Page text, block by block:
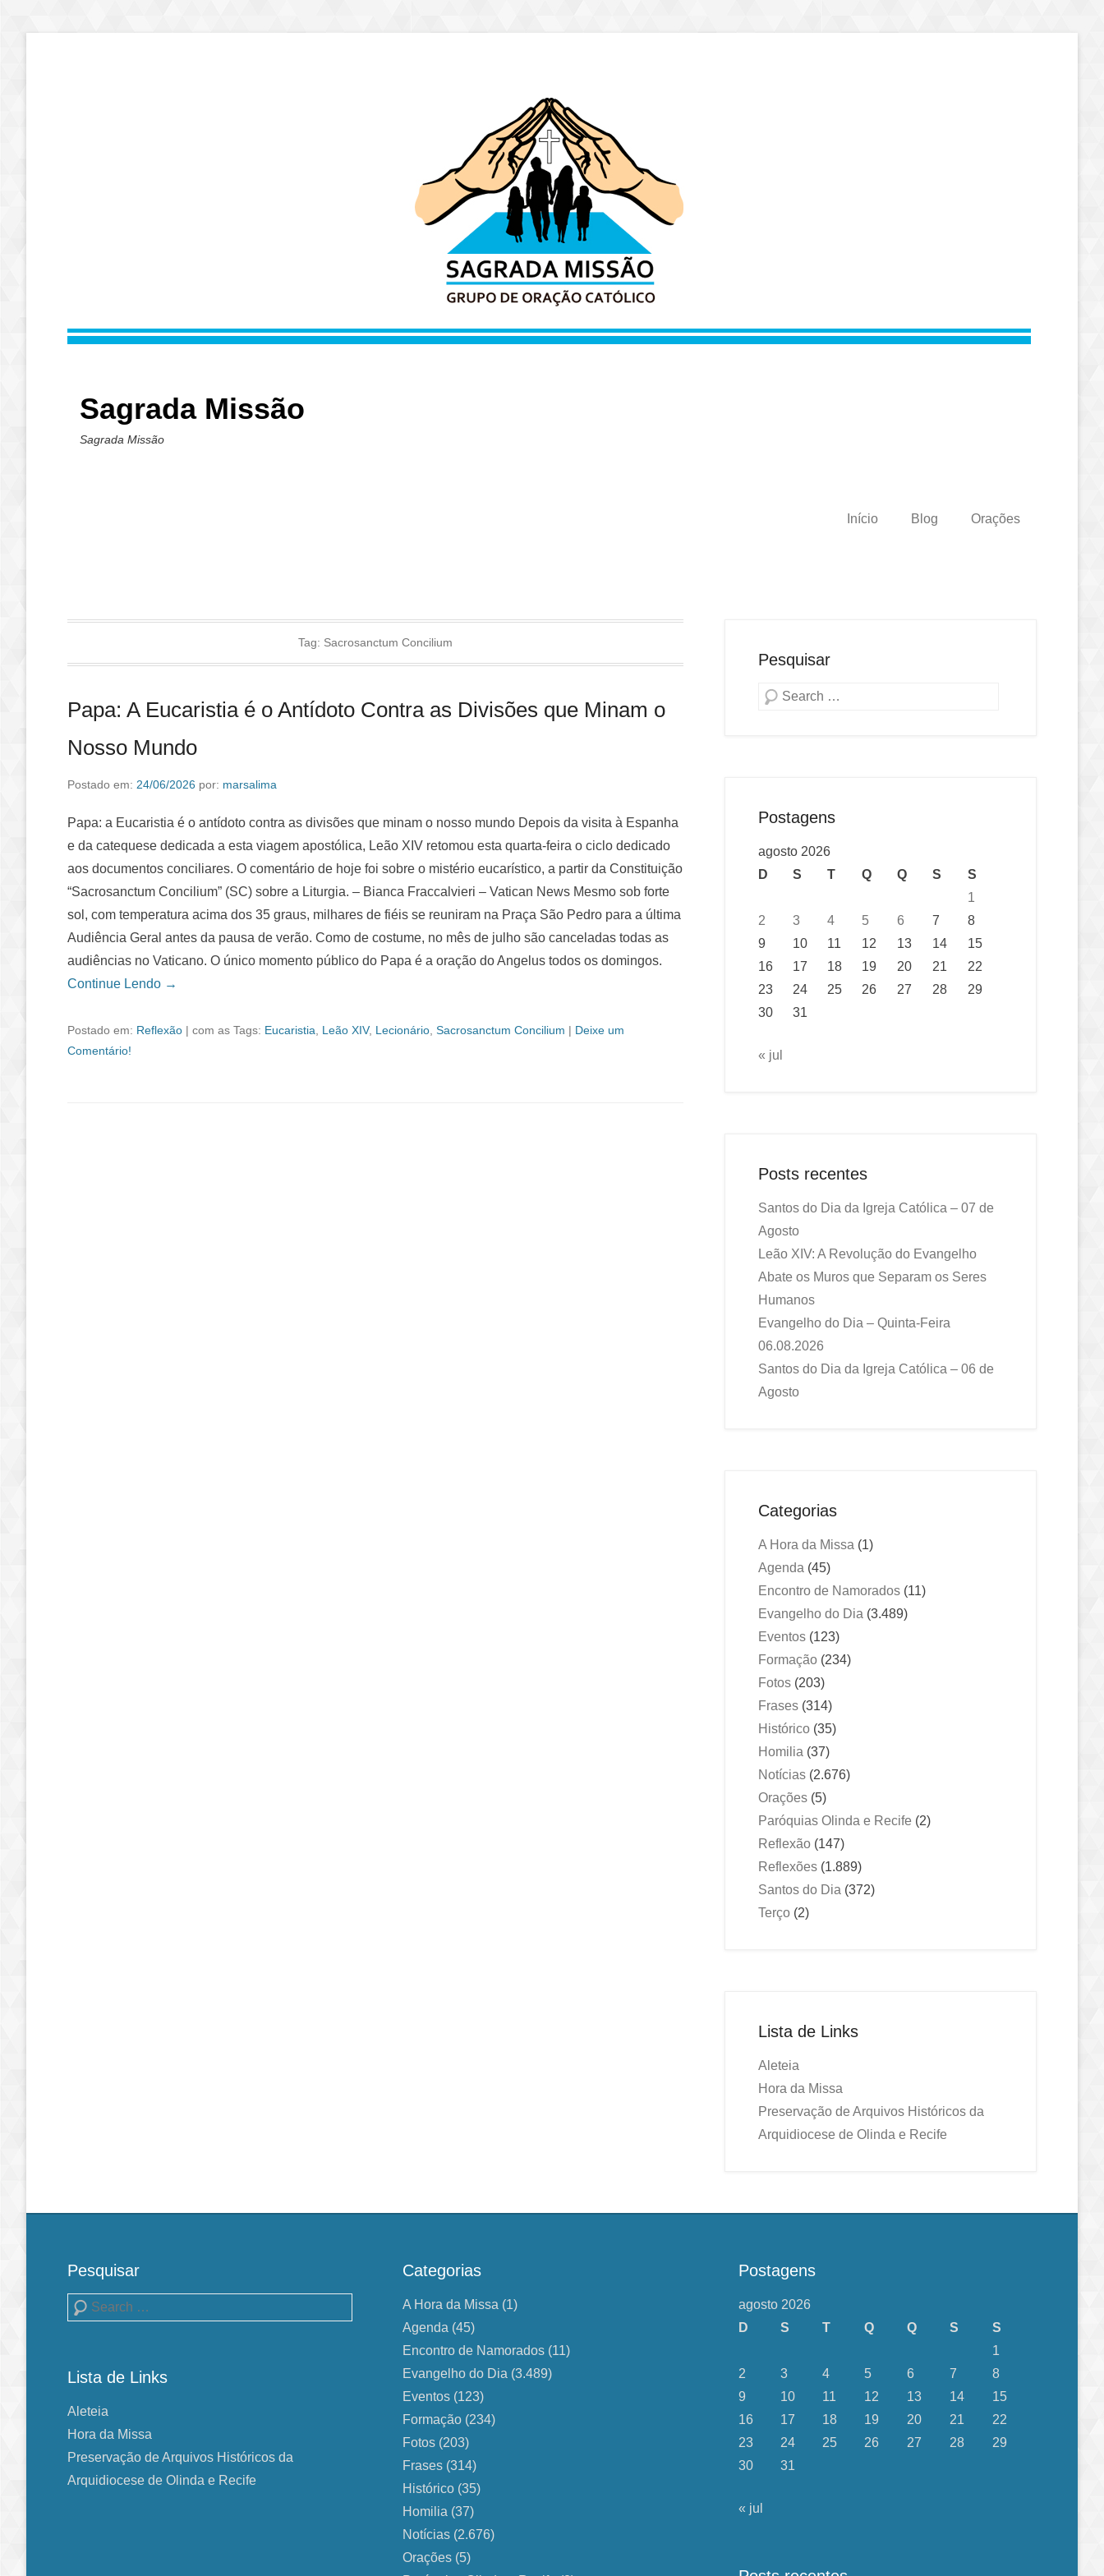
Sagrada Missão
Sagrada Missão
Início Blog Orações
Tag: Sacrosanctum Concilium
Papa: A Eucaristia é o Antídoto Contra as Divisões que Minam o
Nosso Mundo
Postado em: 24/06/2026 por: marsalima
Papa: a Eucaristia é o antídoto contra as divisões que minam o nosso mundo Depois da visita à Espanha
e da catequese dedicada a esta viagem apostólica, Leão XIV retomou esta quarta-feira o ciclo dedicado
aos documentos conciliares. O comentário de hoje foi sobre o mistério eucarístico, a partir da Constituição
“Sacrosanctum Concilium” (SC) sobre a Liturgia. – Bianca Fraccalvieri – Vatican News Mesmo sob forte
sol, com temperatura acima dos 35 graus, milhares de fiéis se reuniram na Praça São Pedro para a última
Audiência Geral antes da pausa de verão. Como de costume, no mês de julho são canceladas todas as
audiências no Vaticano. O único momento público do Papa é a oração do Angelus todos os domingos.
Continue Lendo →
Postado em: Reflexão | com as Tags: Eucaristia Leão XIV, Lecionário Sacrosanctum Concilium | Deixe um
Comentário!
Pesquisar
Pesquisa
Postagens
agosto 2026
D
S T Q Q S
S
1
2
3 4 5 6 7
8
9
10 11 12 13 14
15
16
17 18 19 20 21
22
23
24 25 26 27 28
29
30
31
« jul
Posts recentes
Santos do Dia da Igreja Católica – 07 de
Agosto
Leão XIV: A Revolução do Evangelho
Abate os Muros que Separam os Seres
Humanos
Evangelho do Dia – Quinta-Feira
06.08.2026
Santos do Dia da Igreja Católica – 06 de
Agosto
Categorias
A Hora da Missa (1)
Agenda (45)
Encontro de Namorados (11)
Evangelho do Dia (3.489)
Eventos (123)
Formação (234)
Fotos (203)
Frases (314)
Histórico (35)
Homilia (37)
Notícias (2.676)
Orações (5)
Paróquias Olinda e Recife (2)
Reflexão (147)
Reflexões (1.889)
Santos do Dia (372)
Terço (2)
Lista de Links
Aleteia
Hora da Missa
Preservação de Arquivos Históricos da
Arquidiocese de Olinda e Recife
Pesquisar
Pesquisa
Lista de Links
Aleteia
Hora da Missa
Preservação de Arquivos Históricos da
Arquidiocese de Olinda e Recife
Categorias
A Hora da Missa (1)
Agenda (45)
Encontro de Namorados (11)
Evangelho do Dia (3.489)
Eventos (123)
Formação (234)
Fotos (203)
Frases (314)
Histórico (35)
Homilia (37)
Notícias (2.676)
Orações (5)
Postagens
agosto 2026
D
S T Q Q S
S
1
2
3 4 5 6 7
8
9
10 11 12 13 14
15
16
17 18 19 20 21
22
23
24 25 26 27 28
29
30
31
« jul